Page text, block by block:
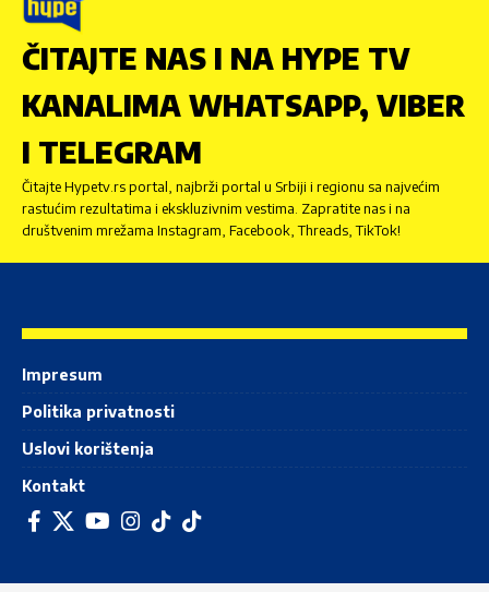
ČITAJTE NAS I NA HYPE TV
KANALIMA WHATSAPP, VIBER
I TELEGRAM
Čitajte Hypetv.rs portal, najbrži portal u Srbiji i regionu sa najvećim
rastućim rezultatima i ekskluzivnim vestima. Zapratite nas i na
društvenim mrežama Instagram, Facebook, Threads, TikTok!
Impresum
Politika privatnosti
Uslovi korištenja
Kontakt